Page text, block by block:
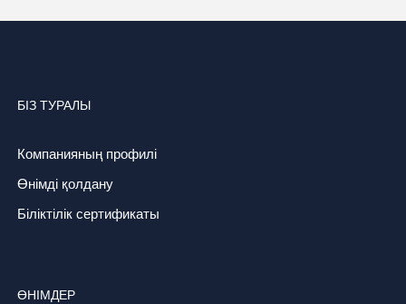
БІЗ ТУРАЛЫ
Компанияның профилі
Өнімді қолдану
Біліктілік сертификаты
ӨНІМДЕР